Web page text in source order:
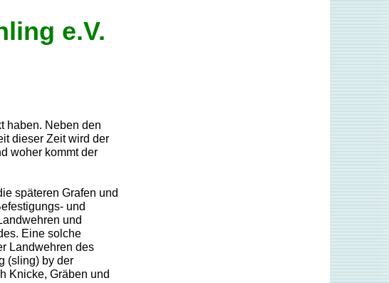
e.V.
haben. Neben den
dieser Zeit wird der
woher kommt der
späteren Grafen und
und
und
Eine solche
Landwehren des
(sling) by der
Knicke, Gräben und